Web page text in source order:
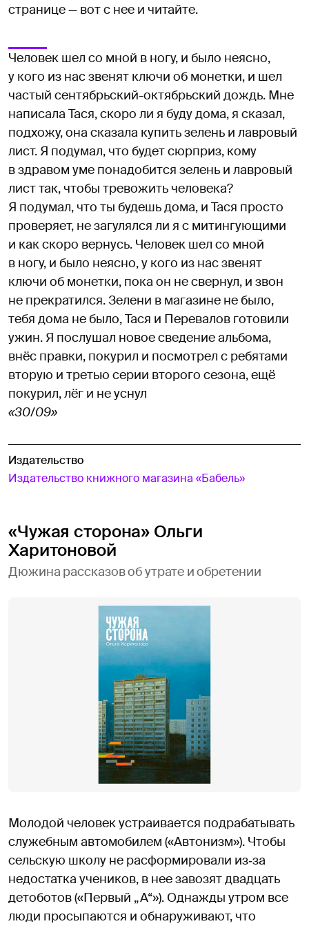
странице — вот с нее и читайте.
Человек шел со мной в ногу, и было неясно,
у кого из нас звенят ключи об монетки, и шел
частый сентябрьский-октябрьский дождь. Мне
написала Тася, скоро ли я буду дома, я сказал,
подхожу, она сказала купить зелень и лавровый
лист. Я подумал, что будет сюрприз, кому
в здравом уме понадобится зелень и лавровый
лист так, чтобы тревожить человека?
Я подумал, что ты будешь дома, и Тася просто
проверяет, не загулялся ли я с митингующими
и как скоро вернусь. Человек шел со мной
в ногу, и было неясно, у кого из нас звенят
ключи об монетки, пока он не свернул, и звон
не прекратился. Зелени в магазине не было,
тебя дома не было, Тася и Перевалов готовили
ужин. Я послушал новое сведение альбома,
внёс правки, покурил и посмотрел с ребятами
вторую и третью серии второго сезона, ещё
покурил, лёг и не уснул
«30/09»
Издательство
Издательство книжного магазина «Бабель»
«Чужая сторона» Ольги
Харитоновой
Дюжина рассказов об утрате и обретении
Молодой человек устраивается подрабатывать
служебным автомобилем («Автонизм»). Чтобы
сельскую школу не расформировали из‑за
недостатка учеников, в нее завозят двадцать
детоботов («Первый „А“»). Однажды утром все
люди просыпаются и обнаруживают, что